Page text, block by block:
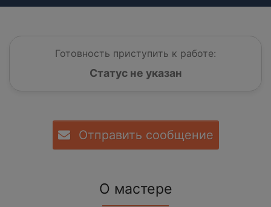
Готовность приступить к работе:
Статус не указан
Отправить сообщение
О мастере